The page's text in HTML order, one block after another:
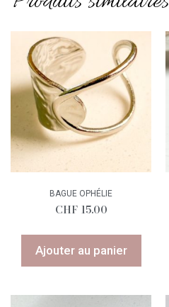
BAGUE OPHÉLIE
CHF15.00
Ajouter au panier